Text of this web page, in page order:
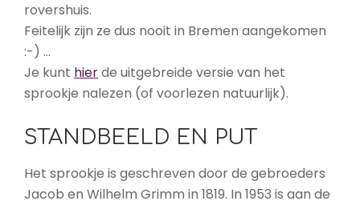
rovershuis.
Feitelijk zijn ze dus nooit in Bremen aangekomen
:-) …
Je kunt hierde uitgebreide versie van het
sprookje nalezen (of voorlezen natuurlijk).
STANDBEELD EN PUT
Het sprookje is geschreven door de gebroeders
Jacob en Wilhelm Grimm in 1819. In 1953 is aan de